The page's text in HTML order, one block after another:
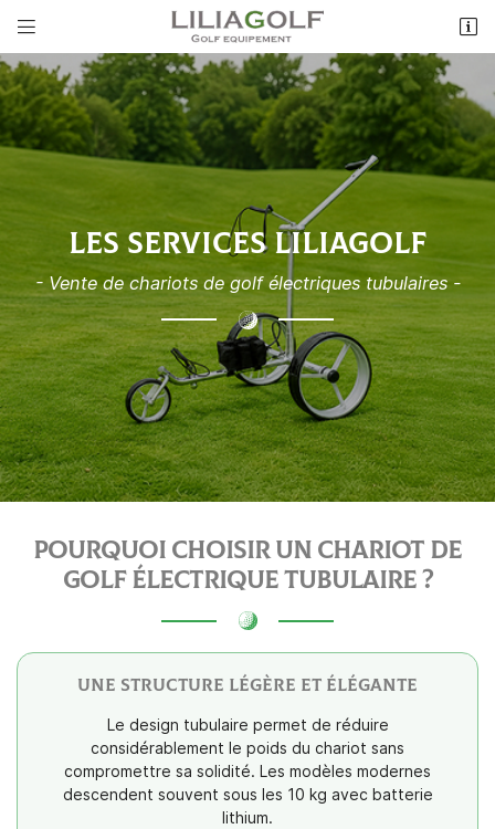
 
35800 Saint-Lunaire
06 09 38 29 26
 Adresse email de réception
 Recopier le code ci-contre
 Rafraîchir le captcha
commerciales à l'adresse email indiqué ci-dessus. Vous pouvez vous
désinscrire à tout moment en utilisantle formulaire de désinscription
INSCRIPTION
LES SERVICES LILIAGOLF
- Vente de chariots de golf électriques tubulaires -
POURQUOI CHOISIR UN CHARIOT DE
GOLF ÉLECTRIQUE TUBULAIRE ?
UNE STRUCTURE LÉGÈRE ET ÉLÉGANTE
Le design tubulaire permet de réduire
considérablement le poids du chariot sans
compromettre sa solidité. Les modèles modernes
descendent souvent sous les 10 kg avec batterie
lithium.